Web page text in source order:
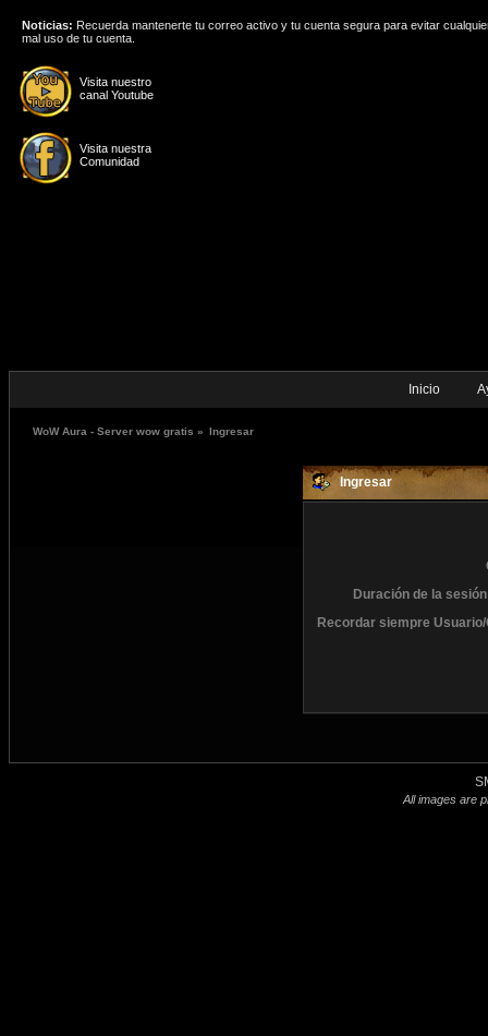
Visita nuestro
canal Youtube
Visita nuestra
Comunidad
Noticias: Recuerda mantenerte tu correo activo y tu cuenta segura para evitar
mal uso de tu cuenta.
Inicio
WoW Aura - Server wow gratis » Ingresar
Ingresar
Duración de la
Recordar siempre
All images are